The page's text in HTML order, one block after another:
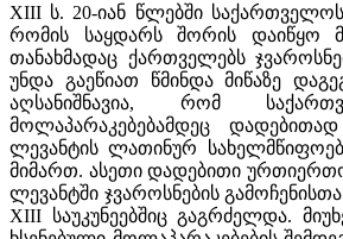
XIII ს. 20-იან წლებში
რომის საყდარს შორის დაიწყო
თანახმადაც ქართველებს
უნდა გაეწიათ წმინდა მიწაზე
აღსანიშნავია, რომ
მოლაპარაკებებამდეც
ლევანტის ლათინურ
მიმართ. ასეთი დადებითი
ლევანტში ჯვაროსნების
XIII საუკუნეებშიც გაგრძელდა.